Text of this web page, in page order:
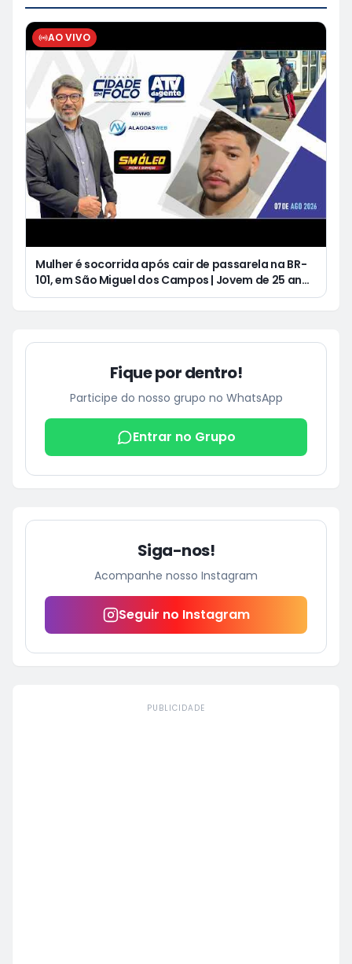
AO VIVO
Mulher é socorrida após cair de passarela na BR-
101, em São Miguel dos Campos | Jovem de 25 anos
morre após acidente de moto no Distrito
Fique por dentro!
Participe do nosso grupo no WhatsApp
Entrar no Grupo
Siga-nos!
Acompanhe nosso Instagram
Seguir no Instagram
PUBLICIDADE